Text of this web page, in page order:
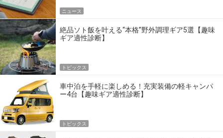
ニュース
絶品ソト飯を叶える“本格”野外調理ギア5選【趣味
ギア適性診断】
トピックス
車中泊を手軽に楽しめる！充実装備の軽キャンパ
ー4台【趣味ギア適性診断】
トピックス